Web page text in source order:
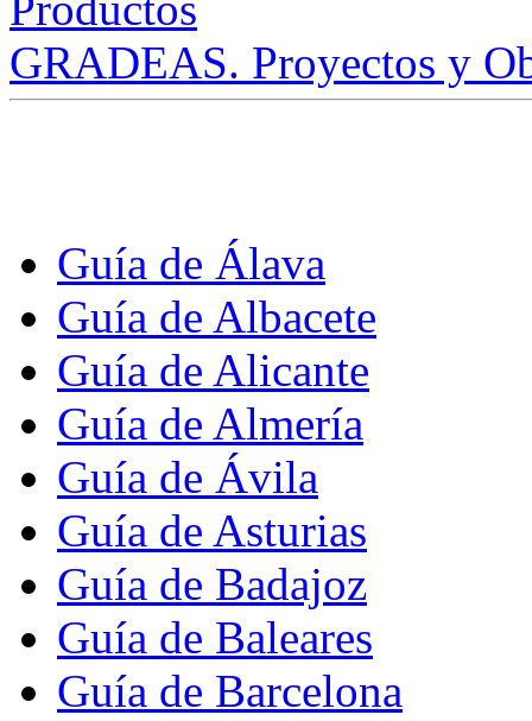
GRADEAS. Proyectos y
Guía de Álava
Guía de Albacete
Guía de Alicante
Guía de Almería
Guía de Ávila
Guía de Asturias
Guía de Badajoz
Guía de Baleares
Guía de Barcelona